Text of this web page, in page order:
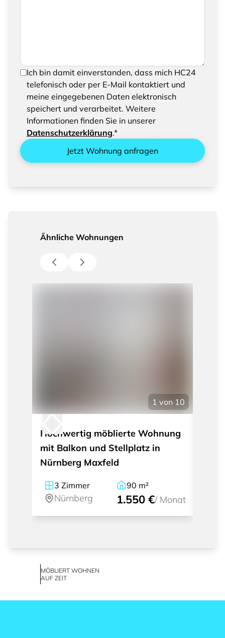
Um Ihre Anfrage senden zu können, bestätigen
Sie bitte das Speichern und Verarbeiten Ihrer
eingegebenen Daten
Ich bin damit einverstanden, dass mich HC24
telefonisch oder per E-Mail kontaktiert und
meine eingegebenen Daten elektronisch
speichert und verarbeitet. Weitere
Informationen finden Sie in unserer
Datenschutzerklärung.*
Jetzt Wohnung anfragen
Ähnliche Wohnungen
1 von 10
Hochwertig möblierte Wohnung
mit Balkon und Stellplatz in
Nürnberg Maxfeld
3 Zimmer
Nürnberg
90 m²
1.550 €/ Monat
MÖBLIERT WOHNEN
AUF ZEIT